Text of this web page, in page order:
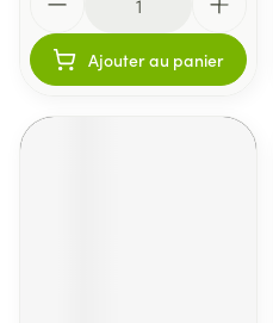
Ajouter au panier